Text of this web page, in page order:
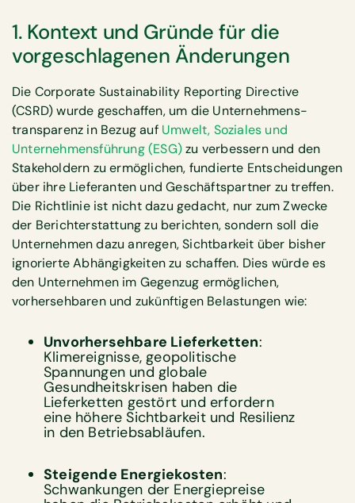
1. Kontext und Gründe für die
vorgeschlagenen Änderungen
Die Corporate Sustainability Reporting Directive
(CSRD) wurde geschaffen, um die Unternehmens­
transparenz in Bezug auf Umwelt, Soziales und
Unternehmensführung (ESG)zu verbessern und den
Stakeholdern zu ermöglichen, fundierte Entscheidungen
über ihre Lieferanten und Geschäftspartner zu treffen.
Die Richtlinie ist nicht dazu gedacht, nur zum Zwecke
der Berichterstattung zu berichten, sondern soll die
Unternehmen dazu anregen, Sichtbarkeit über bisher
ignorierte Abhängigkeiten zu schaffen. Dies würde es
den Unternehmen im Gegenzug ermöglichen,
vorhersehbaren und zukünftigen Belastungen wie:
Unvorhersehbare Lieferketten:
Klimereignisse, geopolitische
Spannungen und globale
Gesundheitskrisen haben die
Lieferketten gestört und erfordern
eine höhere Sichtbarkeit und Resilienz
in den Betriebsabläufen.
Steigende Energiekosten:
Schwankungen der Energiepreise